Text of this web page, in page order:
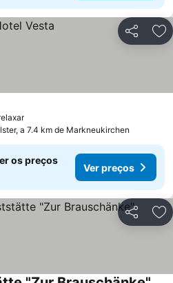
Partilhar
a 7.4 km de Markneukirchen
os preços
Ver preços
Partilhar